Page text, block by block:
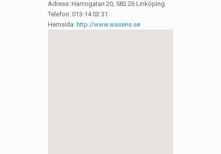
Adress: Hamngatan 20, 582 26 Linköping
Telefon: 013-14 02 31
Hemsida: http://www.wasens.se